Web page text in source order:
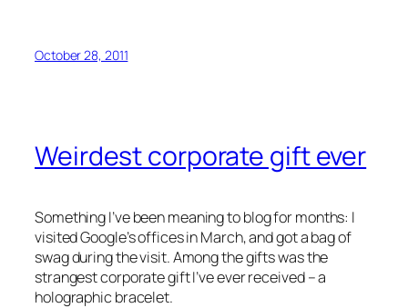
October 28, 2011
Weirdest corporate gift ever
Something I’ve been meaning to blog for months: I
visited Google’s offices in March, and got a bag of
swag during the visit. Among the gifts was the
strangest corporate gift I’ve ever received – a
holographic bracelet.